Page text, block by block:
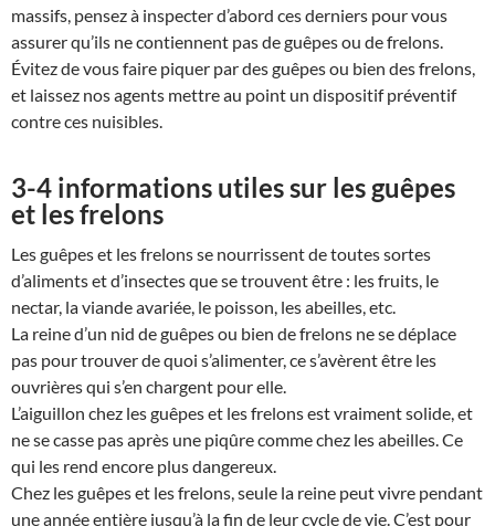
massifs, pensez à inspecter d’abord ces derniers pour vous
assurer qu’ils ne contiennent pas de guêpes ou de frelons.
Évitez de vous faire piquer par des guêpes ou bien des frelons,
et laissez nos agents mettre au point un dispositif préventif
contre ces nuisibles.
3-4 informations utiles sur les guêpes
et les frelons
Les guêpes et les frelons se nourrissent de toutes sortes
d’aliments et d’insectes que se trouvent être : les fruits, le
nectar, la viande avariée, le poisson, les abeilles, etc.
La reine d’un nid de guêpes ou bien de frelons ne se déplace
pas pour trouver de quoi s’alimenter, ce s’avèrent être les
ouvrières qui s’en chargent pour elle.
L’aiguillon chez les guêpes et les frelons est vraiment solide, et
ne se casse pas après une piqûre comme chez les abeilles. Ce
qui les rend encore plus dangereux.
Chez les guêpes et les frelons, seule la reine peut vivre pendant
une année entière jusqu’à la fin de leur cycle de vie. C’est pour